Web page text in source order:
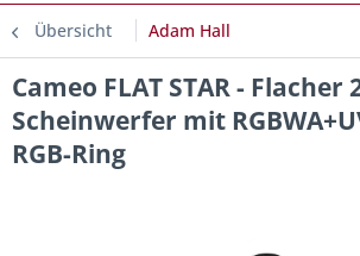
Übersicht Adam Hall
Cameo FLAT STAR - Flacher
Scheinwerfer mit
RGB-Ring